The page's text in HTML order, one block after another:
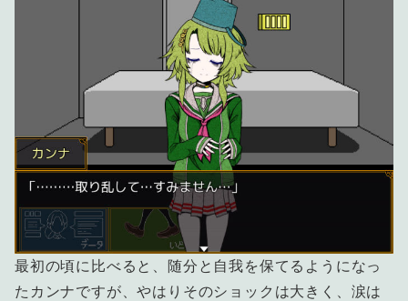
最初の頃に比べると、随分と自我を保てるようになっ
たカンナですが、やはりそのショックは大きく、涙は